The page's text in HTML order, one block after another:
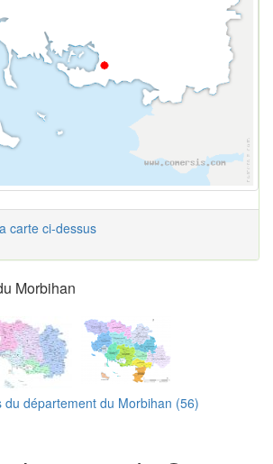
carte ci-dessus
Morbihan
du département du Morbihan (56)